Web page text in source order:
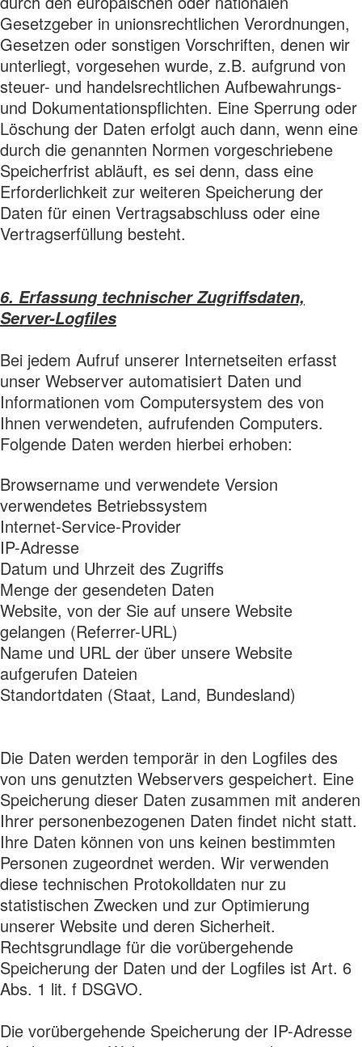
Gesetzgeber in unionsrechtlichen Verordnungen,
Gesetzen oder sonstigen Vorschriften, denen wir
unterliegt, vorgesehen wurde, z.B. aufgrund von
steuer- und handelsrechtlichen Aufbewahrungs-
und Dokumentationspflichten. Eine Sperrung oder
Löschung der Daten erfolgt auch dann, wenn eine
durch die genannten Normen vorgeschriebene
Speicherfrist abläuft, es sei denn, dass eine
Erforderlichkeit zur weiteren Speicherung der
Daten für einen Vertragsabschluss oder eine
Vertragserfüllung besteht.
6. Erfassung technischer Zugriffsdaten,
Server-Logfiles
Bei jedem Aufruf unserer Internetseiten erfasst
unser Webserver automatisiert Daten und
Informationen vom Computersystem des von
Ihnen verwendeten, aufrufenden Computers.
Folgende Daten werden hierbei erhoben:
Browsername und verwendete Version
verwendetes Betriebssystem
Internet-Service-Provider
IP-Adresse
Datum und Uhrzeit des Zugriffs
Menge der gesendeten Daten
Website, von der Sie auf unsere Website
gelangen (Referrer-URL)
Name und URL der über unsere Website
aufgerufen Dateien
Standortdaten (Staat, Land, Bundesland)
Die Daten werden temporär in den Logfiles des
von uns genutzten Webservers gespeichert. Eine
Speicherung dieser Daten zusammen mit anderen
Ihrer personenbezogenen Daten findet nicht statt.
Ihre Daten können von uns keinen bestimmten
Personen zugeordnet werden. Wir verwenden
diese technischen Protokolldaten nur zu
statistischen Zwecken und zur Optimierung
unserer Website und deren Sicherheit.
Rechtsgrundlage für die vorübergehende
Speicherung der Daten und der Logfiles ist Art. 6
Abs. 1 lit. f DSGVO.
Die vorübergehende Speicherung der IP-Adresse